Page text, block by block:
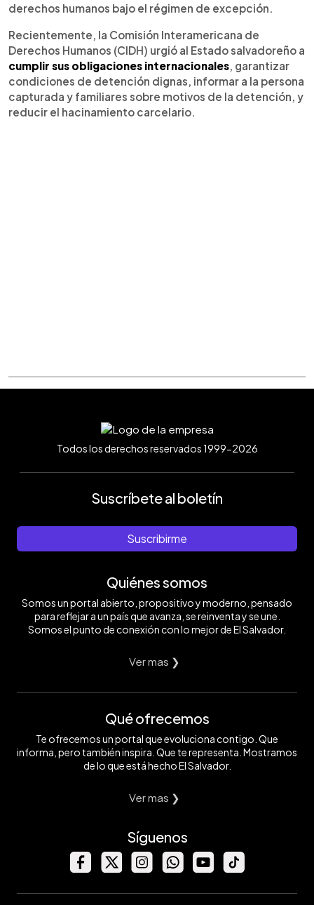
derechos humanos bajo el régimen de excepción.
Recientemente, la Comisión Interamericana de
Derechos Humanos (CIDH) urgió al Estado salvadoreño a
cumplir sus obligaciones internacionales, garantizar
condiciones de detención dignas, informar a la persona
capturada y familiares sobre motivos de la detención, y
reducir el hacinamiento carcelario.
Todos los derechos reservados 1999-2026
Suscríbete al boletín
Suscribirme
Quiénes somos
Somos un portal abierto, propositivo y moderno, pensado
para reflejar a un país que avanza, se reinventa y se une.
Somos el punto de conexión con lo mejor de El Salvador.
Ver mas ❯
Qué ofrecemos
Te ofrecemos un portal que evoluciona contigo. Que
informa, pero también inspira. Que te representa. Mostramos
de lo que está hecho El Salvador.
Ver mas ❯
Síguenos